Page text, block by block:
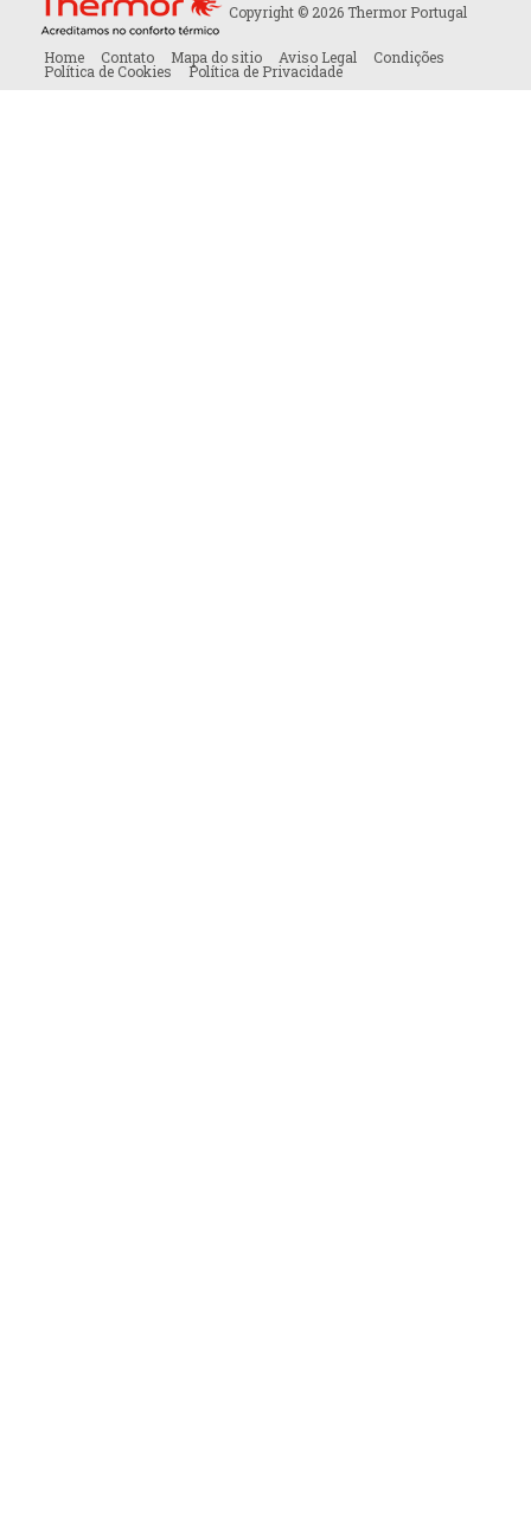
Copyright © 2026 Thermor Portugal
Home Contato Mapa do sitio Aviso Legal Condições
Política de Cookies Política de Privacidade